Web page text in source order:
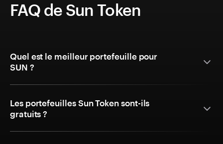
FAQ de Sun Token
Quel est le meilleur portefeuille pour
SUN ?
Les portefeuilles Sun Token sont-ils
gratuits ?